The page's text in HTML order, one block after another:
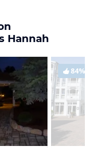
Hannah
84%